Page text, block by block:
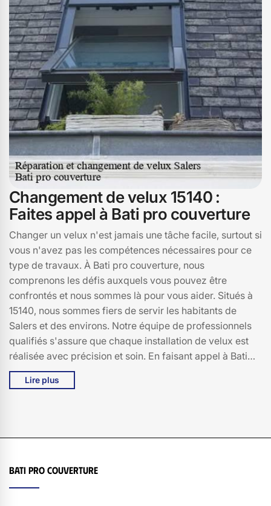
pour bénéficier d’un service expert et personnalisé.
Faire confiance à Bati pro couverture, c’est choisir la
sécurité, la performance et la durabilité pour vos Velux à
Salers.
Changement de velux 15140 :
Faites appel à Bati pro couverture
Changer un velux n'est jamais une tâche facile, surtout si
vous n'avez pas les compétences nécessaires pour ce
type de travaux. À Bati pro couverture, nous
comprenons les défis auxquels vous pouvez être
confrontés et nous sommes là pour vous aider. Situés à
15140, nous sommes fiers de servir les habitants de
Salers et des environs. Notre équipe de professionnels
qualifiés s'assure que chaque installation de velux est
réalisée avec précision et soin. En faisant appel à Bati
pro couverture, vous bénéficiez non seulement d'un
service de qualité, mais aussi de notre expertise pour
luminosité et l'aération qu'elle mérite. Avec Bati pro
couverture, votre satisfaction est notre priorité.
Lire plus
Bati pro couverture